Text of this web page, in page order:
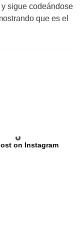
y sigue codeándose
que es el
on Instagram